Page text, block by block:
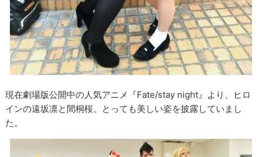
現在劇場版公開中の人気アニメ『Fate/stay night』より、ヒロ
インの遠坂凛と間桐桜。とっても美しい姿を披露していまし
た。